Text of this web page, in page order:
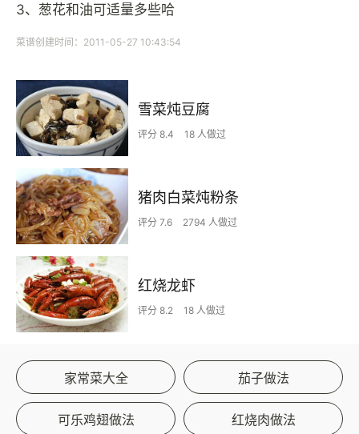
3、葱花和油可适量多些哈
菜谱创建时间：2011-05-27 10:43:54
雪菜炖豆腐
评分 8.4 18 人做过
猪肉白菜炖粉条
评分 7.6 2794 人做过
红烧龙虾
评分 8.2 18 人做过
家常菜大全 茄子做法
可乐鸡翅做法 红烧肉做法